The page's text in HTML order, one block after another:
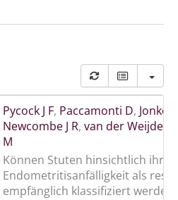
Pycock J F, Paccamonti D, Jonker
Newcombe J R, van der Weijden
M
Können Stuten hinsichtlich ihrer
Endometritisanfälligkeit als
empfänglich klassifiziert werden?